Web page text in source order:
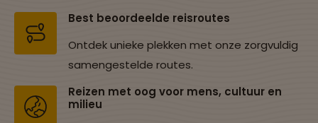
Best beoordeelde reisroutes
Ontdek unieke plekken met onze zorgvuldig
samengestelde routes.
Reizen met oog voor mens, cultuur en
milieu